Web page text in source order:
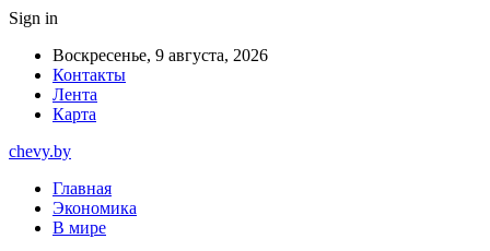
Sign in
Воскресенье, 9 августа, 2026
Контакты
Лента
Карта
chevy.by
Главная
Экономика
В мире